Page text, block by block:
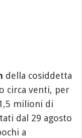
della cosiddetta
circa venti, per
milioni di
dal 29 agosto
a